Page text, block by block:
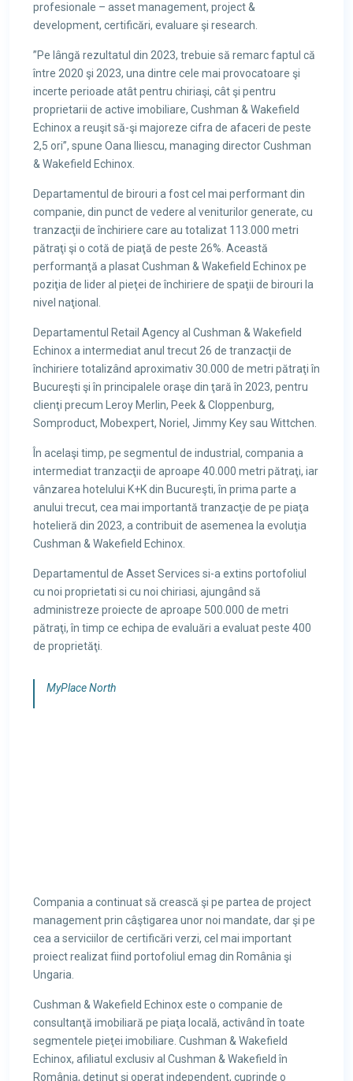
profesionale – asset management, project &
development, certificări, evaluare şi research.
”Pe lângă rezultatul din 2023, trebuie să remarc faptul că
între 2020 şi 2023, una dintre cele mai provocatoare şi
incerte perioade atât pentru chiriaşi, cât şi pentru
proprietarii de active imobiliare, Cushman & Wakefield
Echinox a reuşit să-şi majoreze cifra de afaceri de peste
2,5 ori”, spune Oana Iliescu, managing director Cushman
& Wakefield Echinox.
Departamentul de birouri a fost cel mai performant din
companie, din punct de vedere al veniturilor generate, cu
tranzacţii de închiriere care au totalizat 113.000 metri
pătraţi şi o cotă de piaţă de peste 26%. Această
performanţă a plasat Cushman & Wakefield Echinox pe
poziţia de lider al pieţei de închiriere de spaţii de birouri la
nivel naţional.
Departamentul Retail Agency al Cushman & Wakefield
Echinox a intermediat anul trecut 26 de tranzacţii de
închiriere totalizând aproximativ 30.000 de metri pătraţi în
Bucureşti şi în principalele oraşe din ţară în 2023, pentru
clienţi precum Leroy Merlin, Peek & Cloppenburg,
Somproduct, Mobexpert, Noriel, Jimmy Key sau Wittchen.
În acelaşi timp, pe segmentul de industrial, compania a
intermediat tranzacţii de aproape 40.000 metri pătraţi, iar
vânzarea hotelului K+K din Bucureşti, în prima parte a
anului trecut, cea mai importantă tranzacţie de pe piaţa
hotelieră din 2023, a contribuit de asemenea la evoluţia
Cushman & Wakefield Echinox.
Departamentul de Asset Services si-a extins portofoliul
cu noi proprietati si cu noi chiriasi, ajungând să
administreze proiecte de aproape 500.000 de metri
pătraţi, în timp ce echipa de evaluări a evaluat peste 400
de proprietăţi.
MyPlace North
Compania a continuat să crească şi pe partea de project
management prin câştigarea unor noi mandate, dar şi pe
cea a serviciilor de certificări verzi, cel mai important
proiect realizat fiind portofoliul emag din România şi
Ungaria.
Cushman & Wakefield Echinox este o companie de
consultanţă imobiliară pe piaţa locală, activând în toate
segmentele pieţei imobiliare. Cushman & Wakefield
Echinox, afiliatul exclusiv al Cushman & Wakefield în
România, deţinut şi operat independent, cuprinde o